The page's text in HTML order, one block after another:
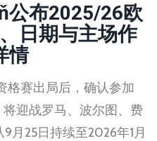
公布2025/26欧
日期与主场作
情
格赛出局后，确认参加
迎战罗马、波尔图、费
月25日持续至2026年1月